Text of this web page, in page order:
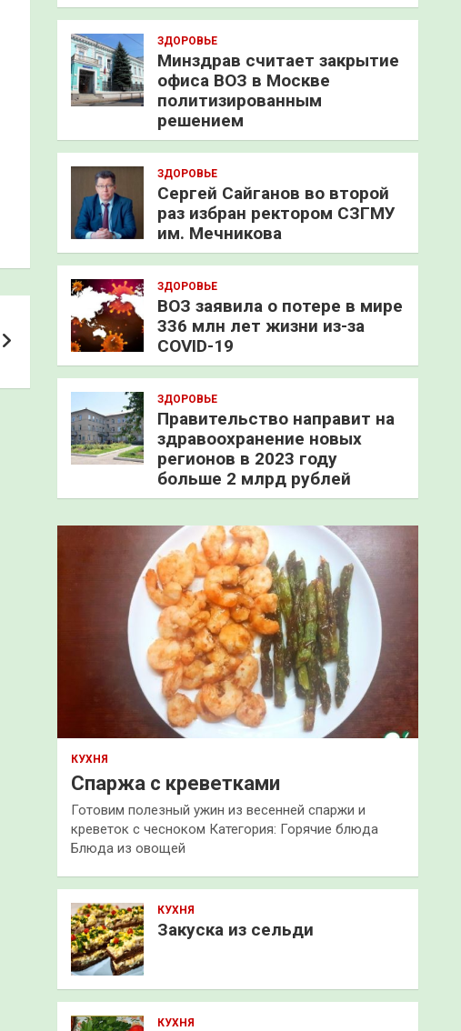
ЗДОРОВЬЕ
Минздрав считает закрытие
офиса ВОЗ в Москве
политизированным
решением
ЗДОРОВЬЕ
Сергей Сайганов во второй
раз избран ректором СЗГМУ
им. Мечникова
ЗДОРОВЬЕ
ВОЗ заявила о потере в мире
336 млн лет жизни из-за
COVID-19
ЗДОРОВЬЕ
Правительство направит на
здравоохранение новых
регионов в 2023 году
больше 2 млрд рублей
КУХНЯ
Спаржа с креветками
Готовим полезный ужин из весенней спаржи и
креветок с чесноком Категория: Горячие блюда
Блюда из овощей
КУХНЯ
Закуска из сельди
КУХНЯ